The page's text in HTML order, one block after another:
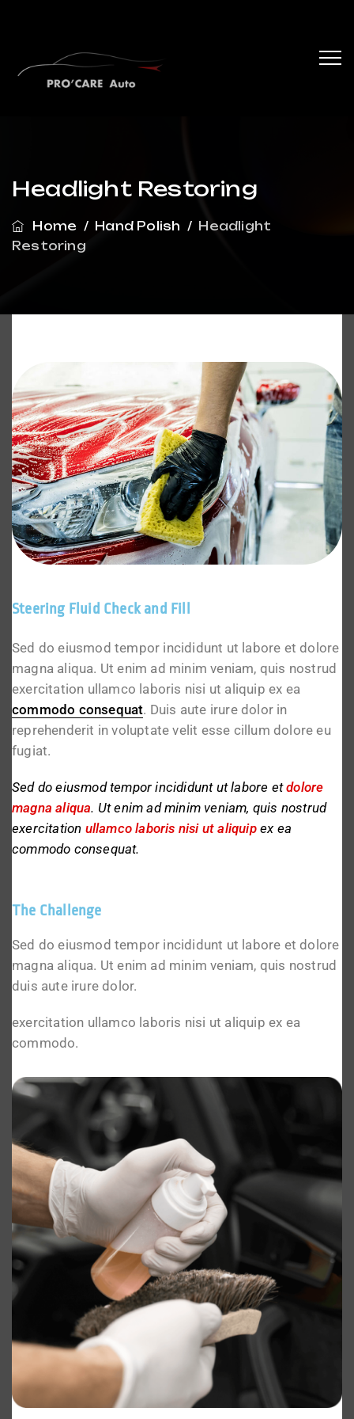
Headlight Restoring
Home / Hand Polish / Headlight
Restoring
Steering Fluid Check and Fill
Sed do eiusmod tempor incididunt ut labore et dolore
magna aliqua. Ut enim ad minim veniam, quis nostrud
exercitation ullamco laboris nisi ut aliquip ex ea
commodo consequat. Duis aute irure dolor in
reprehenderit in voluptate velit esse cillum dolore eu
fugiat.
Sed do eiusmod tempor incididunt ut labore etdolore
magna aliqua. Ut enim ad minim veniam, quis nostrud
exercitation ullamco laboris nisi ut aliquipex ea
commodo consequat.
The Challenge
Sed do eiusmod tempor incididunt ut labore et dolore
magna aliqua. Ut enim ad minim veniam, quis nostrud
duis aute irure dolor.
exercitation ullamco laboris nisi ut aliquip ex ea
commodo.